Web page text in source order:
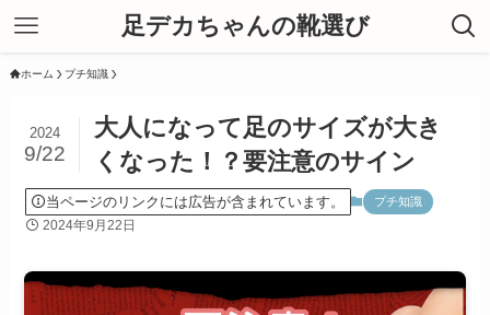
足デカちゃんの靴選び
ホーム プチ知識
大人になって足のサイズが大き
くなった！？要注意のサイン
2024
9/22
当ページのリンクには広告が含まれています。 プチ知識
2024年9月22日